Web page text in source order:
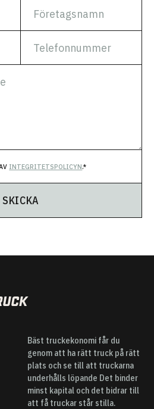
INTEGRITETSPOLICYN.*
SKICKA
Bäst truckekonomi får du
genom att ha rätt truck på rätt
plats och se till att truckarna
underhålls löpande Det binder
minst kapital och det bidrar till
att få truckar står stilla.